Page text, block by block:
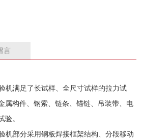
言
机满足了长试样、全尺寸试样的拉力试
属构件、钢索、链条、锚链、吊装带、电
验。
机部分采用钢板焊接框架结构、分段移动